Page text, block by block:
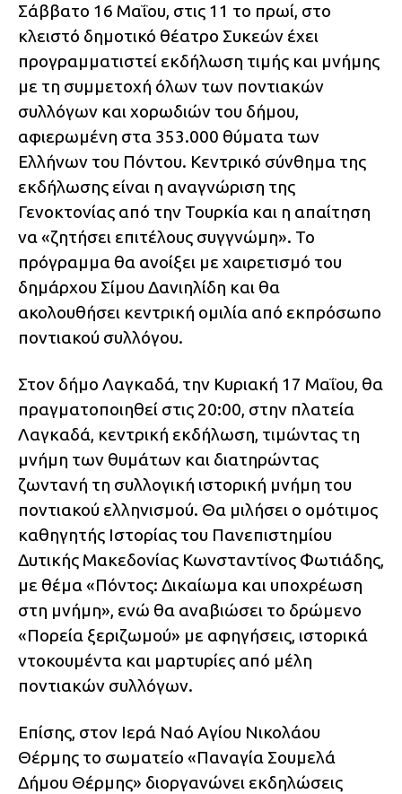
Σάββατο 16 Μαΐου, στις 11 το πρωί, στο
κλειστό δημοτικό θέατρο Συκεών έχει
προγραμματιστεί εκδήλωση τιμής και μνήμης
με τη συμμετοχή όλων των ποντιακών
συλλόγων και χορωδιών του δήμου,
αφιερωμένη στα 353.000 θύματα των
Ελλήνων του Πόντου. Κεντρικό σύνθημα της
εκδήλωσης είναι η αναγνώριση της
Γενοκτονίας από την Τουρκία και η απαίτηση
να «ζητήσει επιτέλους συγγνώμη». Το
πρόγραμμα θα ανοίξει με χαιρετισμό του
δημάρχου Σίμου Δανιηλίδη και θα
ακολουθήσει κεντρική ομιλία από εκπρόσωπο
ποντιακού συλλόγου.
Στον δήμο Λαγκαδά, την Κυριακή 17 Μαΐου, θα
πραγματοποιηθεί στις 20:00, στην πλατεία
Λαγκαδά, κεντρική εκδήλωση, τιμώντας τη
μνήμη των θυμάτων και διατηρώντας
ζωντανή τη συλλογική ιστορική μνήμη του
ποντιακού ελληνισμού. Θα μιλήσει ο ομότιμος
καθηγητής Ιστορίας του Πανεπιστημίου
Δυτικής Μακεδονίας Κωνσταντίνος Φωτιάδης,
με θέμα «Πόντος: Δικαίωμα και υποχρέωση
στη μνήμη», ενώ θα αναβιώσει το δρώμενο
«Πορεία ξεριζωμού» με αφηγήσεις, ιστορικά
ντοκουμέντα και μαρτυρίες από μέλη
ποντιακών συλλόγων.
Επίσης, στον Ιερά Ναό Αγίου Νικολάου
Θέρμης το σωματείο «Παναγία Σουμελά
Δήμου Θέρμης» διοργανώνει εκδηλώσεις